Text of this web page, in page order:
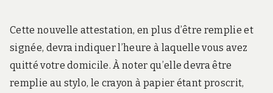
Cette nouvelle attestation, en plus d’être remplie et
signée, devra indiquer l’heure à laquelle vous avez
quitté votre domicile. À noter qu’elle devra être
remplie au stylo, le crayon à papier étant proscrit,